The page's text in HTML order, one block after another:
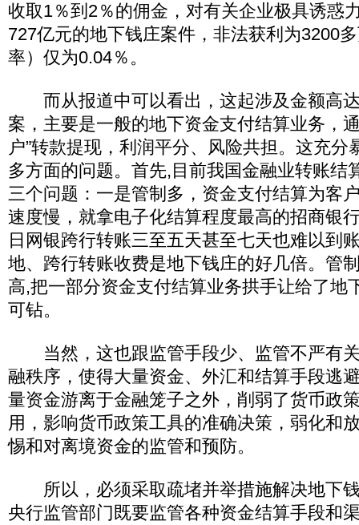
收取1％到2％的佣金，对有关企业极具诱惑
727亿元的地下钱庄案件，非法获利为3200
率）仅为0.04％。
而从报道中可以看出，这起涉及金额高
案，主要是一般的地下资金支付结算业务，
户”转款提现，利润平分、风险共担。这充分
多方面的问题。首先,目前我国金融业转账结
三个问题：一是管制多，资金支付结算为客
速度慢，就拿电子化结算程度最高的招商银
日网银跨行转账三至五天甚至七天也难以到
地、跨行转账收费是地下钱庄的好几倍。管
高,把一部分资金支付结算业务拱手让给了地
可钻。
当然，这也跟监管手段少、监管不严有
融秩序，使得大量资金、外汇和结算手段逃
量资金游离于金融笼子之外，削弱了货币政
用，影响货币政策工具的准确决策，弱化和
惕和对离境资金的监管和预防。
所以，必须采取疏堵并举措施解决地下
央行监管部门既要监管各种资金结算手段和